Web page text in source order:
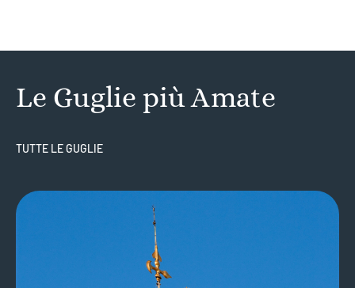
Le Guglie più Amate
TUTTE LE GUGLIE